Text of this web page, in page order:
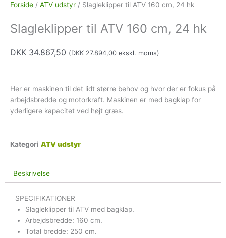
Forside / ATV udstyr / Slagleklipper til ATV 160 cm, 24 hk
Slagleklipper til ATV 160 cm, 24 hk
DKK 34.867,50 (DKK 27.894,00 ekskl. moms)
Her er maskinen til det lidt større behov og hvor der er fokus på
arbejdsbredde og motorkraft. Maskinen er med bagklap for
yderligere kapacitet ved højt græs.
Kategori ATV udstyr
Beskrivelse
SPECIFIKATIONER
Slagleklipper til ATV med bagklap.
Arbejdsbredde: 160 cm.
Total bredde: 250 cm.